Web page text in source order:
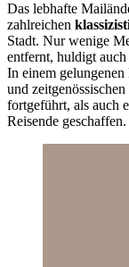
Das lebhafte
zahlreichen
Stadt. Nur wenige
entfernt, huldigt auch
In einem
und
fortgeführt, als auch
Reisende geschaffen.